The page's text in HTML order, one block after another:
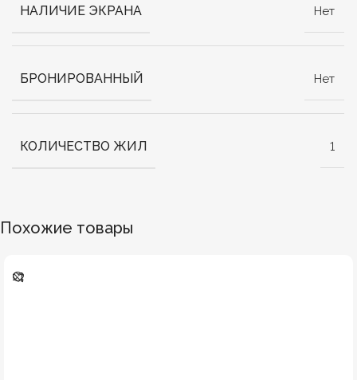
НАЛИЧИЕ ЭКРАНА Нет
БРОНИРОВАННЫЙ Нет
КОЛИЧЕСТВО ЖИЛ 1
Похожие товары